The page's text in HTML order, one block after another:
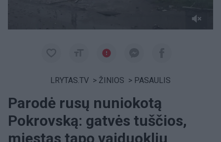
LRYTAS.TV > ŽINIOS > PASAULIS
Parodė rusų nuniokotą
Pokrovską: gatvės tuščios,
miestas tapo vaiduokliu